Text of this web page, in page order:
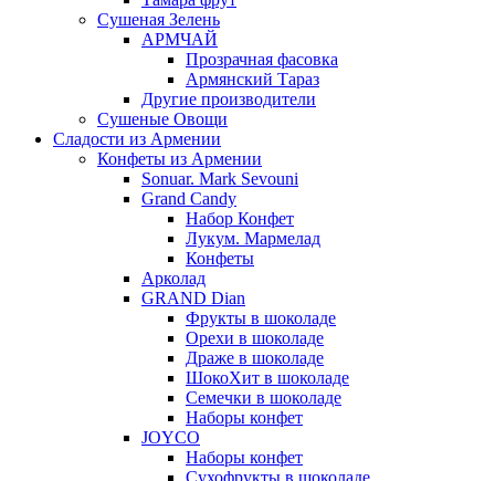
Сушеная Зелень
АРМЧАЙ
Прозрачная фасовка
Армянский Тараз
Другие производители
Сушеные Овощи
Сладости из Армении
Конфеты из Армении
Sonuar. Mark Sevouni
Grand Candy
Набор Конфет
Лукум. Мармелад
Конфеты
Арколад
GRAND Dian
Фрукты в шоколаде
Орехи в шоколаде
Драже в шоколаде
ШокоХит в шоколаде
Семечки в шоколаде
Наборы конфет
JOYCO
Наборы конфет
Сухофрукты в шоколаде